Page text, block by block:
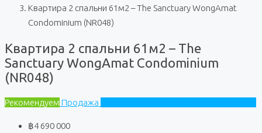
Квартира 2 спальни 61м2 – The Sanctuary WongAmat
Condominium (NR048)
Квартира 2 спальни 61м2 – The
Sanctuary WongAmat Condominium
(NR048)
Рекомендуем Продажа
฿4 690 000